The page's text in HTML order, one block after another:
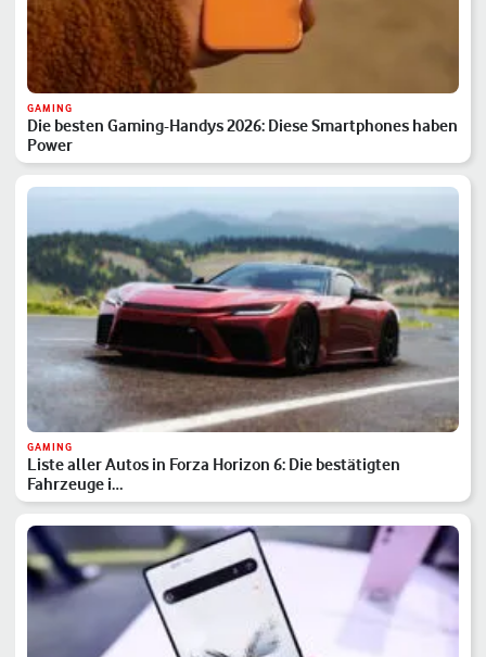
GAMING
Die besten Gaming-Handys 2026: Diese Smartphones haben
Power
GAMING
Liste aller Autos in Forza Horizon 6: Die bestätigten
Fahrzeuge i…